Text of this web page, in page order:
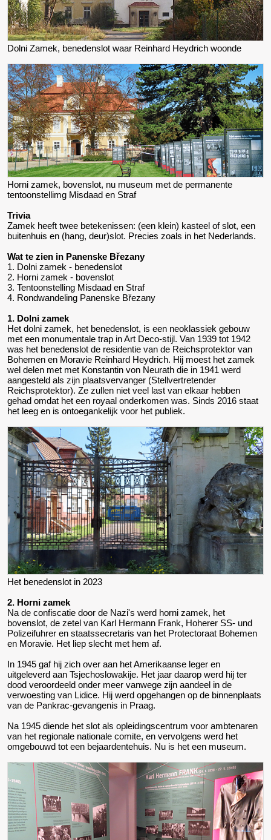
Dolni Zamek, benedenslot waar Reinhard Heydrich woonde
Horni zamek, bovenslot, nu museum met de permanente
tentoonstellimg Misdaad en Straf
Trivia
Zamek heeft twee betekenissen: (een klein) kasteel of slot, een
buitenhuis en (hang, deur)slot. Precies zoals in het Nederlands.
Wat te zien in Panenske Březany
1. Dolni zamek - benedenslot
2. Horni zamek - bovenslot
3. Tentoonstelling Misdaad en Straf
4. Rondwandeling Panenske Březany
1. Dolni zamek
Het dolni zamek, het benedenslot, is een neoklassiek gebouw
met een monumentale trap in Art Deco-stijl. Van 1939 tot 1942
was het benedenslot de residentie van de Reichsprotektor van
Bohemen en Moravie Reinhard Heydrich. Hij moest het zamek
wel delen met met Konstantin von Neurath die in 1941 werd
aangesteld als zijn plaatsvervanger (Stellvertretender
Reichsprotektor). Ze zullen niet veel last van elkaar hebben
gehad omdat het een royaal onderkomen was. Sinds 2016 staat
het leeg en is ontoegankelijk voor het publiek.
Het benedenslot in 2023
2. Horni zamek
Na de confiscatie door de Nazi's werd horni zamek, het
bovenslot, de zetel van Karl Hermann Frank, Hoherer SS- und
Polizeifuhrer en staatssecretaris van het Protectoraat Bohemen
en Moravie. Het liep slecht met hem af.
In 1945 gaf hij zich over aan het Amerikaanse leger en
uitgeleverd aan Tsjechoslowakije. Het jaar daarop werd hij ter
dood veroordeeld onder meer vanwege zijn aandeel in de
verwoesting van Lidice. Hij werd opgehangen op de binnenplaats
van de Pankrac-gevangenis in Praag.
Na 1945 diende het slot als opleidingscentrum voor ambtenaren
van het regionale nationale comite, en vervolgens werd het
omgebouwd tot een bejaardentehuis. Nu is het een museum.